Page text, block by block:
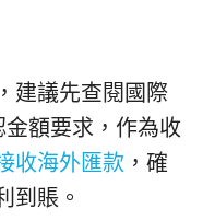
建議先查閱國際
金額要求，作為收
收海外匯款 ，確
到賬。